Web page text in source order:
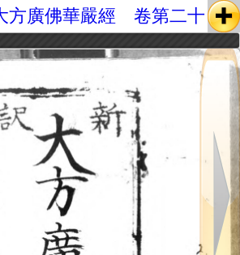
方廣佛華嚴經 卷第二十